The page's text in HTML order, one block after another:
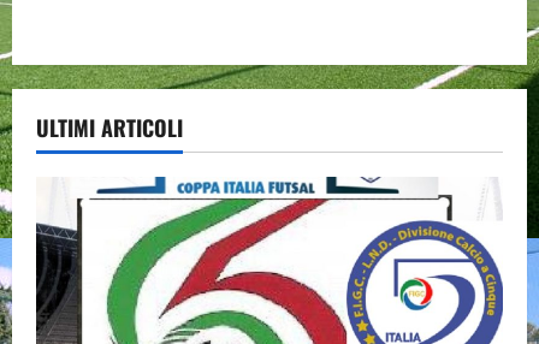
ULTIMI ARTICOLI